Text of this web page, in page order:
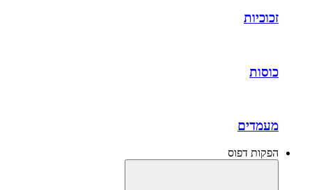
זכוכיות
כוסות
מעמדים
הפקות דפוס